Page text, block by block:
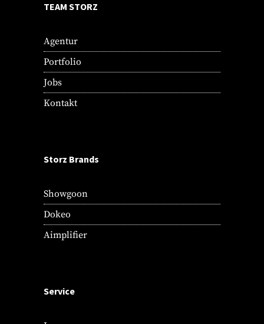
TEAM STORZ
Agentur
Portfolio
Jobs
Kontakt
Storz Brands
Showgoon
Dokeo
Aimplifier
Service